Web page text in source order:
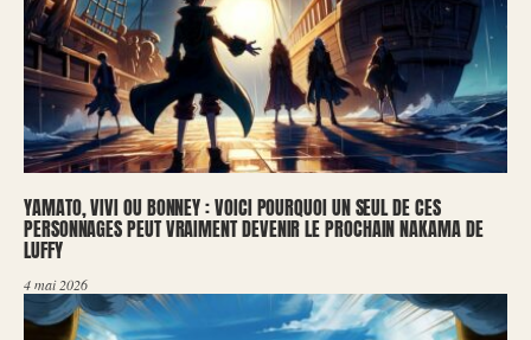
YAMATO, VIVI OU BONNEY : VOICI POURQUOI UN SEUL DE CES
PERSONNAGES PEUT VRAIMENT DEVENIR LE PROCHAIN NAKAMA DE
LUFFY
4 mai 2026